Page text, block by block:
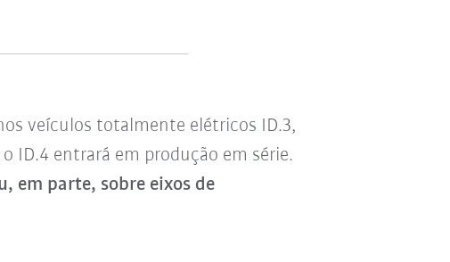
veículos totalmente elétricos ID.3,
ID.4 entrará em produção em série.
em parte, sobre eixos de